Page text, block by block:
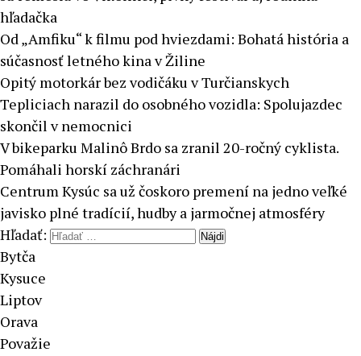
hľadačka
Od „Amfiku“ k filmu pod hviezdami: Bohatá história a
súčasnosť letného kina v Žiline
Opitý motorkár bez vodičáku v Turčianskych
Tepliciach narazil do osobného vozidla: Spolujazdec
skončil v nemocnici
V bikeparku Malinô Brdo sa zranil 20-ročný cyklista.
Pomáhali horskí záchranári
Centrum Kysúc sa už čoskoro premení na jedno veľké
javisko plné tradícií, hudby a jarmočnej atmosféry
Hľadať:
Bytča
Kysuce
Liptov
Orava
Považie